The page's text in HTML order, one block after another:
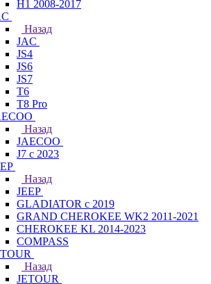
H1 2008-2017
Назад
JAC
JS4
JS6
JS7
T6
T8 Pro
Назад
JAECOO
J7 с 2023
Назад
JEEP
GLADIATOR с 2019
GRAND CHEROKEE WK2 2011-2021
CHEROKEE KL 2014-2023
COMPASS
Назад
JETOUR